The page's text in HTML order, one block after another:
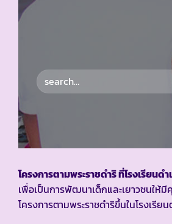
โครงการตามพระราชดำริ ที่โรงเรียนด
เพื่อเป็นการพัฒนาเด็กและเยาวชนให้
โครงการตามพระราชดำริขึ้นในโรงเ